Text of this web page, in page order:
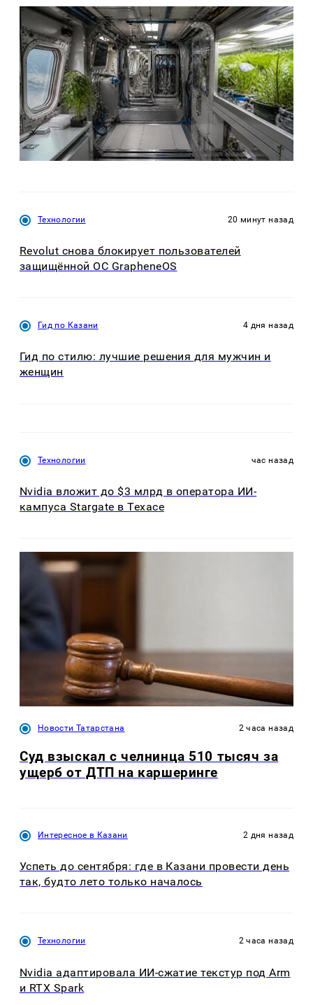
Технологии 20 минут назад
Revolut снова блокирует пользователей
защищённой ОС GrapheneOS
Гид по Казани 4 дня назад
Гид по стилю: лучшие решения для мужчин и
женщин
Технологии час назад
Nvidia вложит до $3 млрд в оператора ИИ-
кампуса Stargate в Техасе
Новости Татарстана 2 часа назад
Суд взыскал с челнинца 510 тысяч за
ущерб от ДТП на каршеринге
Интересное в Казани 2 дня назад
Успеть до сентября: где в Казани провести день
так, будто лето только началось
Технологии 2 часа назад
Nvidia адаптировала ИИ-сжатие текстур под Arm
и RTX Spark